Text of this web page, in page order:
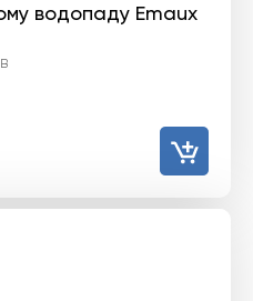
водопаду Emaux